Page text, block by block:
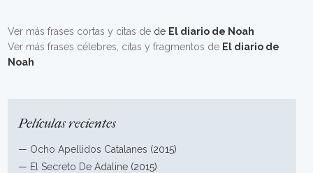
Ver más frases cortas y citas de de El diario de Noah
Ver más frases célebres, citas y fragmentos de El diario de
Noah
Películas recientes
— Ocho Apellidos Catalanes (2015)
— El Secreto De Adaline (2015)